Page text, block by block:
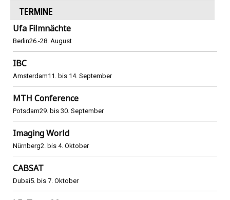
TERMINE
Ufa Filmnächte
Berlin26.-28. August
IBC
Amsterdam11. bis 14. September
MTH Conference
Potsdam29. bis 30. September
Imaging World
Nürnberg2. bis 4. Oktober
CABSAT
Dubai5. bis 7. Oktober